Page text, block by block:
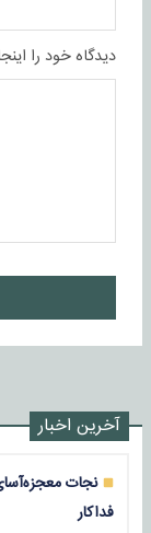
دیدگاه خود را
آخرین اخبار
نجات
فداکار